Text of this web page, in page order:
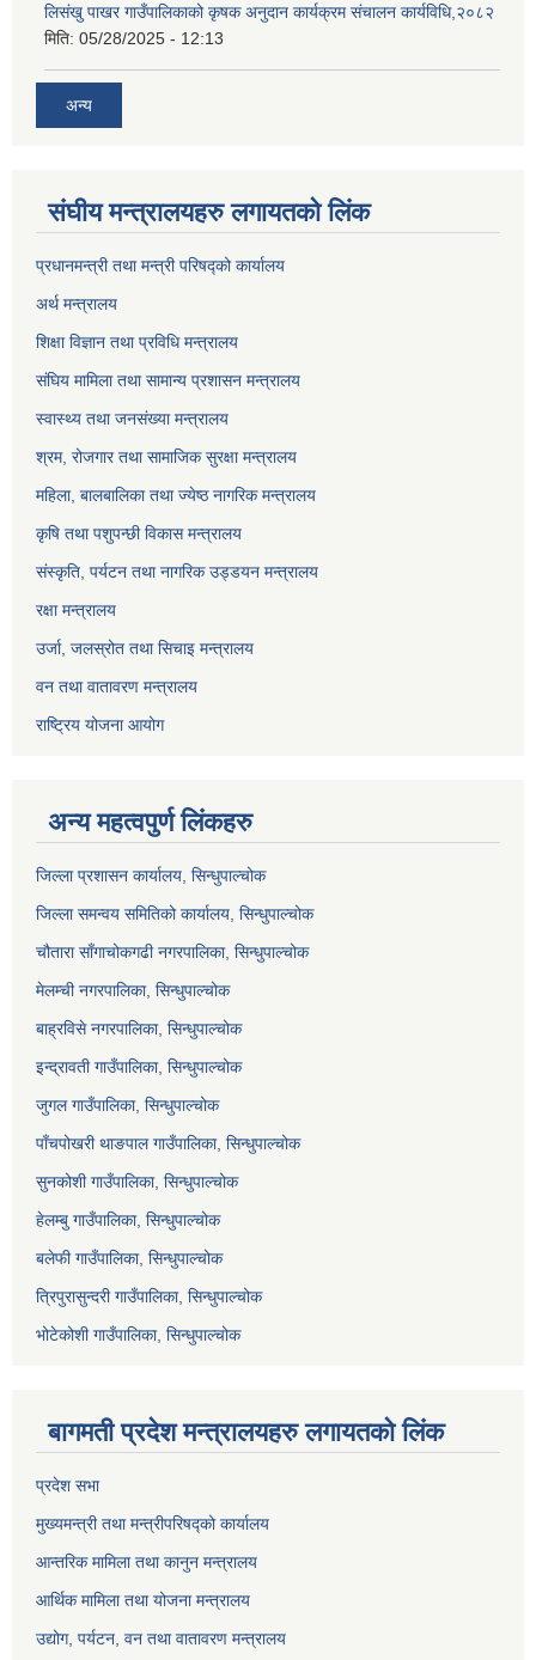
लिसंखु पाखर गाउँपालिकाको कृषक अनुदान कार्यक्रम संचालन कार्यविधि,२०८२
मिति: 05/28/2025 - 12:13
अन्य
संघीय मन्त्रालयहरु लगायतको लिंक
प्रधानमन्त्री तथा मन्त्री परिषद्को कार्यालय
अर्थ मन्त्रालय
शिक्षा विज्ञान तथा प्रविधि मन्त्रालय
संघिय मामिला तथा सामान्य प्रशासन मन्त्रालय
स्वास्थ्य तथा जनसंख्या मन्त्रालय
श्रम, रोजगार तथा सामाजिक सुरक्षा मन्त्रालय
महिला, बालबालिका तथा ज्येष्ठ नागरिक मन्त्रालय
कृषि तथा पशुपन्छी विकास मन्त्रालय
संस्कृति, पर्यटन तथा नागरिक उड्डयन मन्त्रालय
रक्षा मन्त्रालय
उर्जा, जलस्रोत तथा सिचाइ मन्त्रालय
वन तथा वातावरण मन्त्रालय
राष्ट्रिय योजना आयोग
अन्य महत्वपुर्ण लिंकहरु
जिल्ला प्रशासन कार्यालय, सिन्धुपाल्चोक
जिल्ला समन्वय समितिको कार्यालय, सिन्धुपाल्चोक
चौतारा साँगाचोकगढी नगरपालिका, सिन्धुपाल्चोक
मेलम्ची नगरपालिका, सिन्धुपाल्चोक
बाह्रविसे नगरपालिका, सिन्धुपाल्चोक
इन्द्रावती गाउँपालिका, सिन्धुपाल्चोक
जुगल गाउँपालिका, सिन्धुपाल्चोक
पाँचपोखरी थाङपाल गाउँपालिका, सिन्धुपाल्चोक
सुनकोशी गाउँपालिका, सिन्धुपाल्चोक
हेलम्बु गाउँपालिका, सिन्धुपाल्चोक
बलेफी गाउँपालिका, सिन्धुपाल्चोक
त्रिपुरासुन्दरी गाउँपालिका, सिन्धुपाल्चोक
भोटेकोशी गाउँपालिका, सिन्धुपाल्चोक
बागमती प्रदेश मन्त्रालयहरु लगायतको लिंक
प्रदेश सभा
मुख्यमन्त्री तथा मन्त्रीपरिषद्को कार्यालय
आन्तरिक मामिला तथा कानुन मन्त्रालय
आर्थिक मामिला तथा योजना मन्त्रालय
उद्योग, पर्यटन, वन तथा वातावरण मन्त्रालय